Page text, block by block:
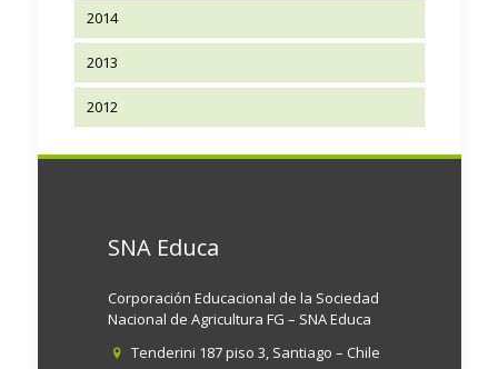
2014
2013
2012
SNA Educa
Corporación Educacional de la Sociedad
Nacional de Agricultura FG – SNA Educa
Tenderini 187 piso 3, Santiago – Chile